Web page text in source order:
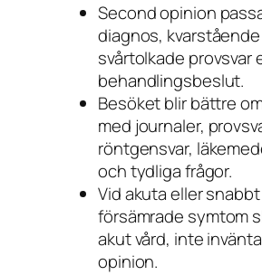
Second opinion
diagnos,
svårtolkade provsvar
behandlingsbeslut.
Besöket blir bättre
med journaler,
röntgensvar,
och tydliga frågor.
Vid akuta eller snabbt
försämrade symtom
akut vård, inte
opinion.